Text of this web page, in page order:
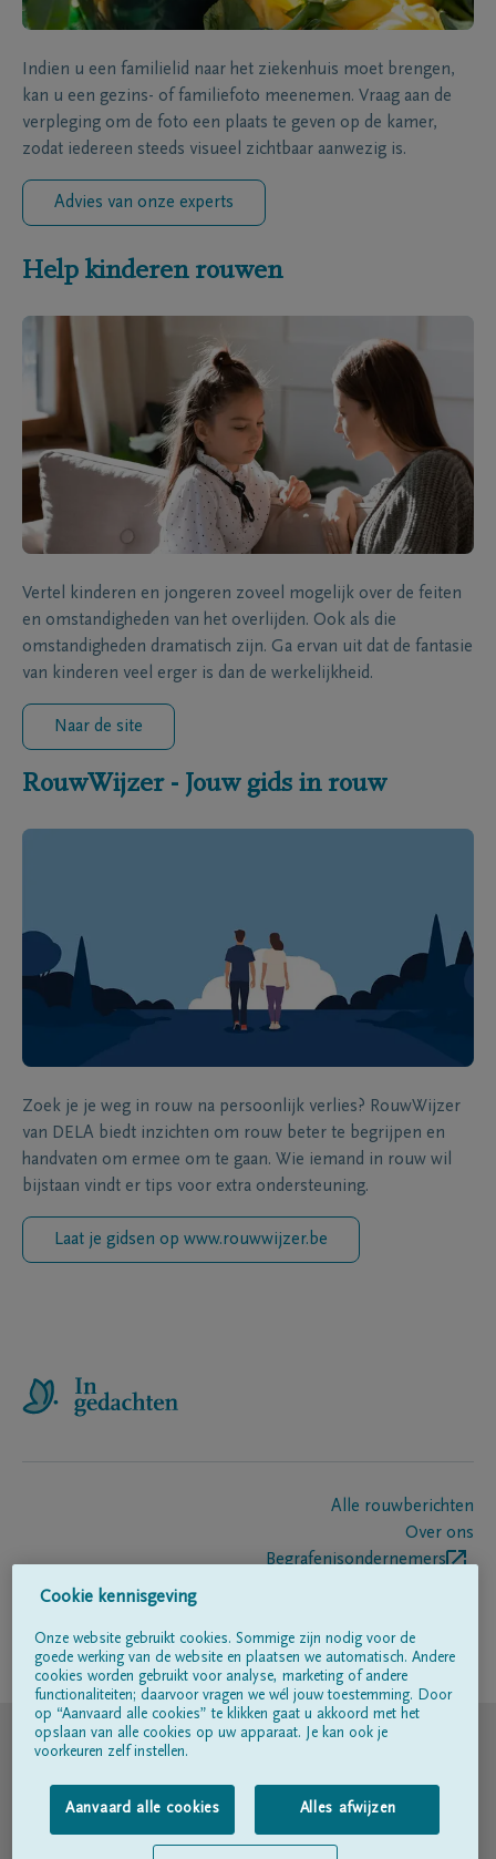
Indien u een familielid naar het ziekenhuis moet brengen,
kan u een gezins- of familiefoto meenemen. Vraag aan de
verpleging om de foto een plaats te geven op de kamer,
zodat iedereen steeds visueel zichtbaar aanwezig is.
Advies van onze experts
Help kinderen rouwen
Vertel kinderen en jongeren zoveel mogelijk over de feiten
en omstandigheden van het overlijden. Ook als die
omstandigheden dramatisch zijn. Ga ervan uit dat de fantasie
van kinderen veel erger is dan de werkelijkheid.
Naar de site
RouwWijzer - Jouw gids in rouw
Zoek je je weg in rouw na persoonlijk verlies? RouwWijzer
van DELA biedt inzichten om rouw beter te begrijpen en
handvaten om ermee om te gaan. Wie iemand in rouw wil
bijstaan vindt er tips voor extra ondersteuning.
Laat je gidsen op www.rouwwijzer.be
Alle rouwberichten
Over ons
Begrafenisondernemers
Volg ons op
© DELA
Gebruiksvoorwaarden
Privacyverklaring
Cookie kennisgeving
Onze website gebruikt cookies. Sommige zijn nodig voor de
goede werking van de website en plaatsen we automatisch. Andere
cookies worden gebruikt voor analyse, marketing of andere
functionaliteiten; daarvoor vragen we wél jouw toestemming. Door
op “Aanvaard alle cookies” te klikken gaat u akkoord met het
opslaan van alle cookies op uw apparaat. Je kan ook je
voorkeuren zelf instellen.
Aanvaard alle cookies Alles afwijzen